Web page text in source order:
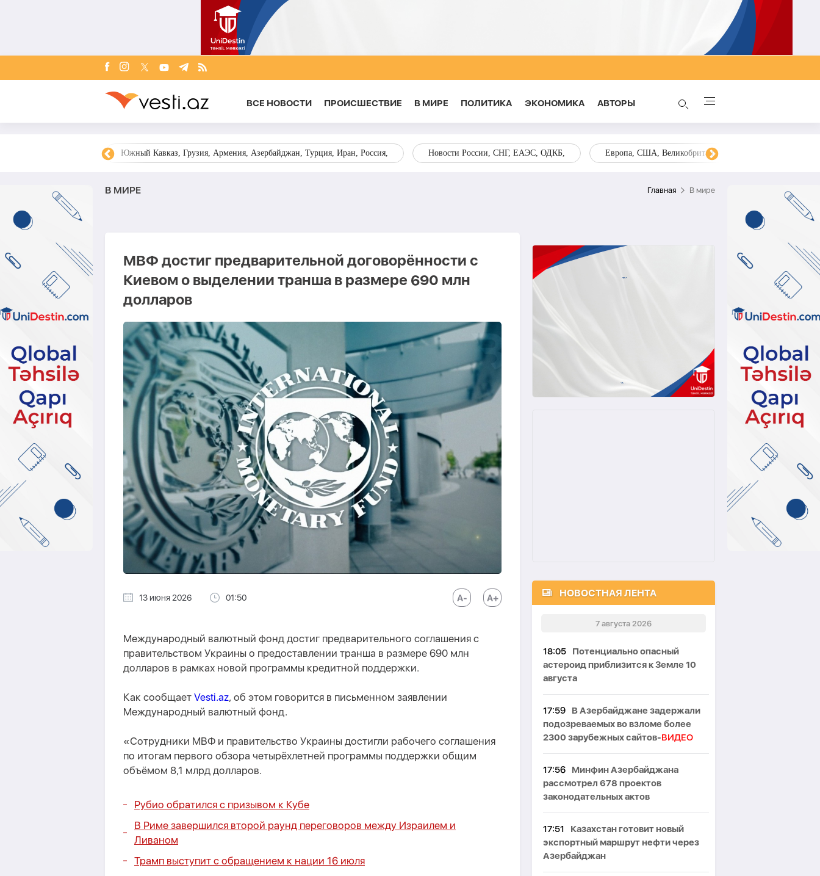
ВСЕ НОВОСТИ ПРОИСШЕСТВИЕ В МИРЕ ПОЛИТИКА ЭКОНОМИКА AВТОРЫ
Южный Кавказ, Грузия, Армения, Азербайджан, Турция, Иран, Россия, Новости России, СНГ, ЕАЭС, ОДКБ, Европа, США, Великобритания, Украина, Запад,
В МИРЕ Главная В мире
МВФ достиг предварительной договорённости с
Киевом о выделении транша в размере 690 млн
долларов
13 июня 2026 01:50
Международный валютный фонд достиг предварительного соглашения с
правительством Украины о предоставлении транша в размере 690 млн
долларов в рамках новой программы кредитной поддержки.
Как сообщает Vesti.az, об этом говорится в письменном заявлении
Международный валютный фонд.
«Сотрудники МВФ и правительство Украины достигли рабочего соглашения
по итогам первого обзора четырёхлетней программы поддержки общим
объёмом 8,1 млрд долларов.
Рубио обратился с призывом к Кубе
В Риме завершился второй раунд переговоров между Израилем и
Ливаном
Трамп выступит с обращением к нации 16 июля
НОВОСТНАЯ ЛЕНТА
7 августа 2026
18:05
Потенциально опасный
астероид приблизится к Земле 10
августа
17:59
В Азербайджане задержали
подозреваемых во взломе более
2300 зарубежных сайтов-ВИДЕО
17:56
Минфин Азербайджана
рассмотрел 678 проектов
законодательных актов
17:51
Казахстан готовит новый
экспортный маршрут нефти через
Азербайджан